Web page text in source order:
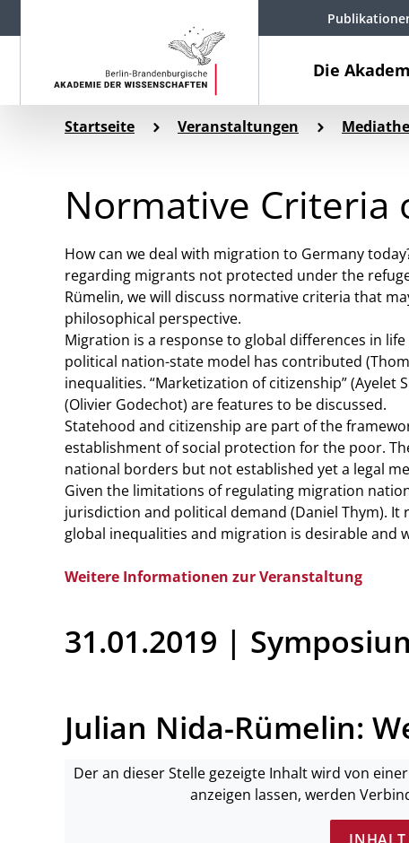
Die
Startseite Veranstaltungen
Normative Criteria
How can we deal with migration to Germany
regarding migrants not protected under the
Rümelin, we will discuss normative criteria that
philosophical perspective.
Migration is a response to global differences in
political nation-state model has contributed
inequalities. “Marketization of citizenship”
(Olivier Godechot) are features to be discussed.
Statehood and citizenship are part of the
establishment of social protection for the poor.
national borders but not established yet a legal
Given the limitations of regulating migration
jurisdiction and political demand (Daniel Thym).
global inequalities and migration is desirable and
Weitere Informationen zur Veranstaltung
31.01.2019 |
Julian Nida-Rümelin:
Der an dieser Stelle gezeigte Inhalt wird von
anzeigen lassen, werden